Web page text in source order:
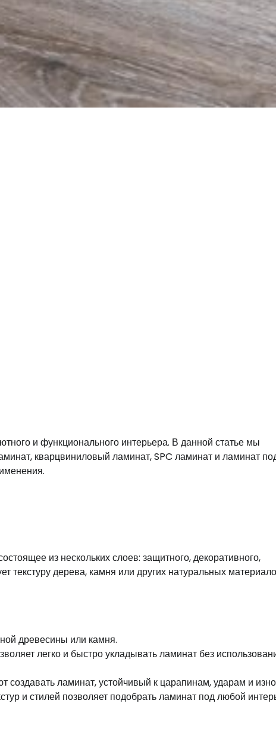
и функционального интерьера. В данной статье мы
кварцвиниловый ламинат, SPC ламинат и ламинат
из нескольких слоев: защитного, декоративного,
текстуру дерева, камня или других натуральных
древесины или камня.
легко и быстро укладывать ламинат без
ламинат, устойчивый к царапинам, ударам и
и стилей позволяет подобрать ламинат под любой